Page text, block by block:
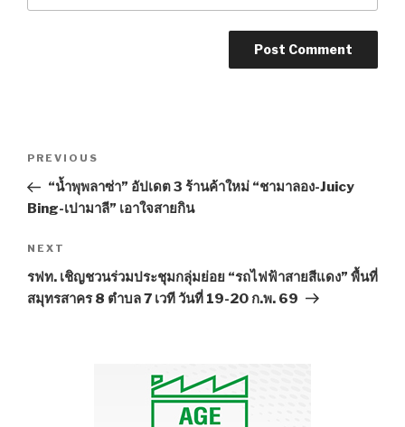
Post
navigation
Previous
Post
PREVIOUS
“น้ำพุพลาซ่า” อัปเดต 3 ร้านค้าใหม่ “ชามาลอง-Juicy
Bing-เปามาลี” เอาใจสายกิน
Next
Post
NEXT
รฟท. เชิญชวนร่วมประชุมกลุ่มย่อย “รถไฟฟ้าสายสีแดง” พื้นที่
สมุทรสาคร 8 ตำบล 7 เวที วันที่ 19-20 ก.พ. 69